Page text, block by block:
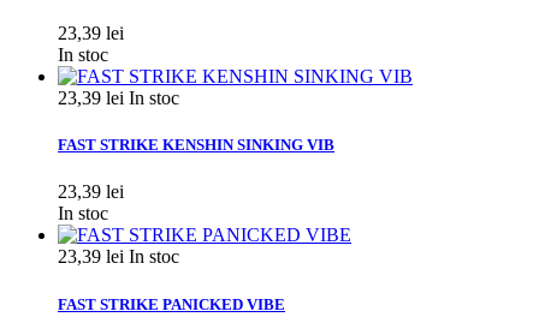
23,39 lei
In stoc
23,39 lei In stoc
FAST STRIKE KENSHIN SINKING VIB
23,39 lei
In stoc
23,39 lei In stoc
FAST STRIKE PANICKED VIBE